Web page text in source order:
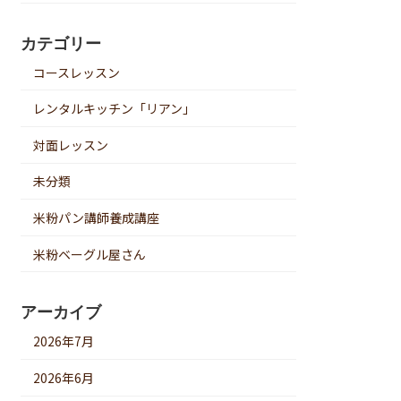
カテゴリー
コースレッスン
レンタルキッチン「リアン」
対面レッスン
未分類
米粉パン講師養成講座
米粉ベーグル屋さん
アーカイブ
2026年7月
2026年6月